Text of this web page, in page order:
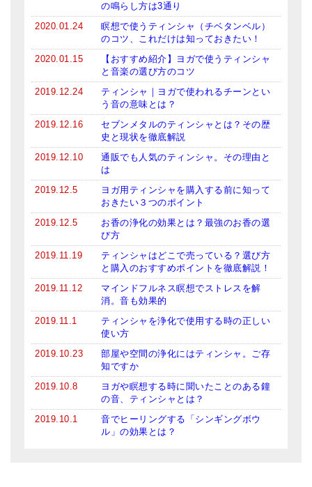
の鳴らし方は3通り
2020.01.24
瞑想で使うティンシャ（チベタンベル）
のコツ、これだけは知っておきたい！
2020.01.15
【おすすめ紹介】ヨガで使うティンシャ
と音楽の選び方のコツ
2019.12.24
ティンシャ｜ヨガで使われるチーンとい
う音の意味とは？
2019.12.16
セブンメタルのティンシャとは？その歴
史と現状を徹底解説
2019.12.10
通販でも人気のティンシャ。その理由と
は
2019.12.5
ヨガ用ティンシャを購入する前に知って
おきたい３つのポイント
2019.12.5
お香の浄化の効果とは？最強のお香の選
び方
2019.11.19
ティンシャはどこで売っている？選び方
と購入のおすすめポイントを徹底解説！
2019.11.12
マインドフルネス瞑想でストレスを解
消。音も効果的
2019.11.1
ティンシャを浄化で使用する時の正しい
使い方
2019.10.23
部屋や空間の浄化にはティンシャ。ご存
知ですか
2019.10.8
ヨガや瞑想する時に聞いたことのある鐘
の音、ティンシャとは？
2019.10.1
音でヒーリングする「シンギングボウ
ル」の効果とは？